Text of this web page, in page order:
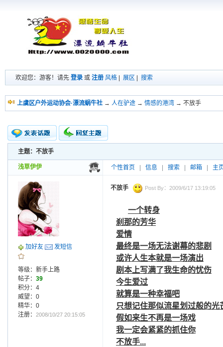
欢迎您：游客！请先 登录 或 注册 风格 展区 搜索
上虞区户外运动协会·漂流蜗牛社 → 人在驴途 → 情感的港湾 → 不放手
新的主题
投票帖
小字报
主题：不放手
浅草伊伊 个性首页 信息 搜索 邮箱 主
加好友 发短信
等级：新手上路
帖子： 39
积分：4
威望：0
精华：0
注册： 2008/10/27 20:15:05
不放手 Post By：2009/6/17 13:19:05
一个转身
刹那的芳华
爱情
最终是一场无法谢幕的悲剧
或许人生本就是一场演出
剧本上写满了我生命的忧伤
今生爱过
就算是一种幸福吧
只想记住那似流星划过般的光
假如来生不再是一场戏
我一定会紧紧的抓住你
不放手...